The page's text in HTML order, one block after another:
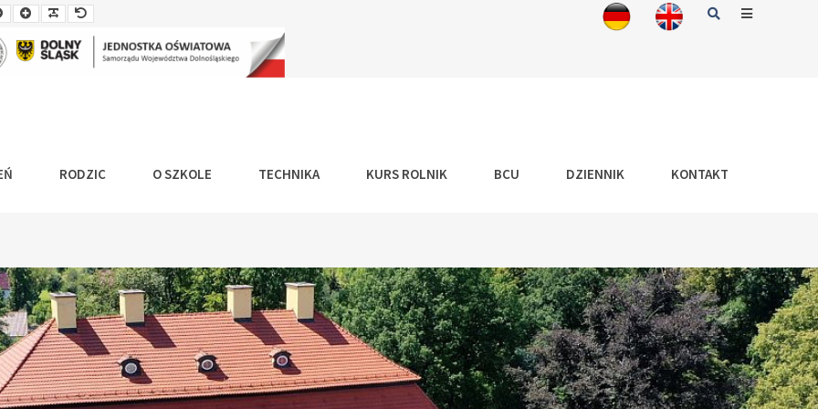
Smaller
Font
Larger
Font
Readable
Font
Default
Font
SearchOffcanvas
RODZIC O SZKOLE TECHNIKA KURS ROLNIK BCU DZIENNIK KONTAKT